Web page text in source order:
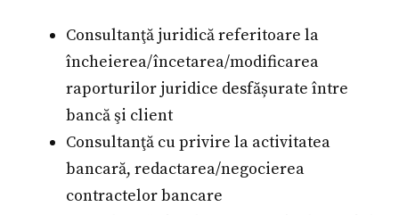
Consultanţă juridică referitoare la
încheierea/încetarea/modificarea
raporturilor juridice desfășurate între
bancă şi client
Consultanţă cu privire la activitatea
bancară, redactarea/negocierea
contractelor bancare